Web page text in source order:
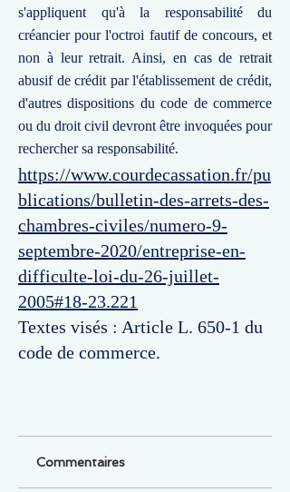
s'appliquent qu'à la responsabilité du
créancier pour l'octroi fautif de concours, et
non à leur retrait. Ainsi, en cas de retrait
abusif de crédit par l'établissement de crédit,
d'autres dispositions du code de commerce
ou du droit civil devront être invoquées pour
rechercher sa responsabilité.
https://www.courdecassation.fr/pu
blications/bulletin-des-arrets-des-
chambres-civiles/numero-9-
septembre-2020/entreprise-en-
difficulte-loi-du-26-juillet-
2005#18-23.221
Textes visés : Article L. 650-1 du
code de commerce.
Commentaires